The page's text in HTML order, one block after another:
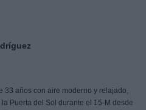
33 años con aire moderno y relajado,
Puerta del Sol durante el 15-M desde